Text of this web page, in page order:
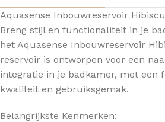
Aquasense Inbouwreservoir
Breng stijl en functionaliteit in je
het Aquasense Inbouwreservoir
reservoir is ontworpen voor een
integratie in je badkamer, met een
kwaliteit en gebruiksgemak.
Belangrijkste Kenmerken: